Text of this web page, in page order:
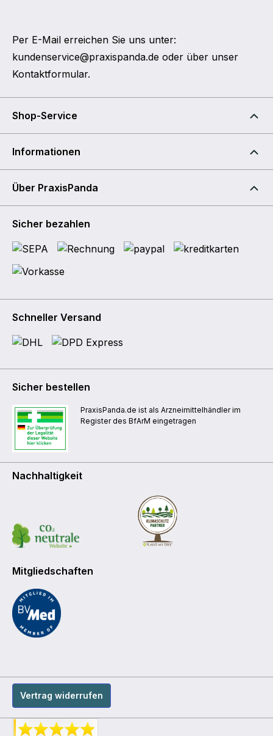
Per E-Mail erreichen Sie uns unter:
kundenservice@praxispanda.de oder über unser
Kontaktformular.
Shop-Service
Informationen
Über PraxisPanda
Sicher bezahlen
Schneller Versand
Sicher bestellen
PraxisPanda.de ist als Arzneimittelhändler im
Register des BfArM eingetragen
Nachhaltigkeit
Mitgliedschaften
Vertrag widerrufen